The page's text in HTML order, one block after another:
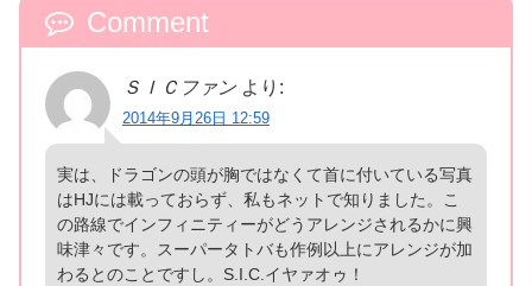
Comment
ＳＩＣファン より:
2014年9月26日 12:59
実は、ドラゴンの頭が胸ではなくて首に付いている写真
はHJには載っておらず、私もネットで知りました。こ
の路線でインフィニティーがどうアレンジされるかに興
味津々です。スーパータトバも作例以上にアレンジが加
わるとのことですし。S.I.C.イヤァオゥ！